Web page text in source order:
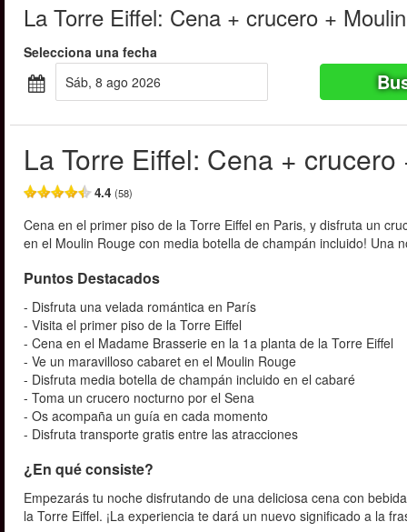
La Torre Eiffel: Cena + crucero +
Selecciona una fecha
sáb, 8 ago 2026
La Torre Eiffel: Cena +
4.4 (58)
Cena en el primer piso de la Torre Eiffel en Paris, y disfruta un
en el Moulin Rouge con media botella de champán incluido!
Puntos Destacados
- Disfruta una velada romántica en París
- Visita el primer piso de la Torre Eiffel
- Cena en el Madame Brasserie en la 1a planta de la Torre Eiffel
- Ve un maravilloso cabaret en el Moulin Rouge
- Disfruta media botella de champán incluido en el cabaré
- Toma un crucero nocturno por el Sena
- Os acompaña un guía en cada momento
- Disfruta transporte gratis entre las atracciones
¿En qué consiste?
Empezarás tu noche disfrutando de una deliciosa cena con
la Torre Eiffel. ¡La experiencia te dará un nuevo significado a la